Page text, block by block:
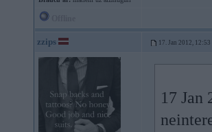
zzips 17. Jan 2012, 12:53
17 Jan